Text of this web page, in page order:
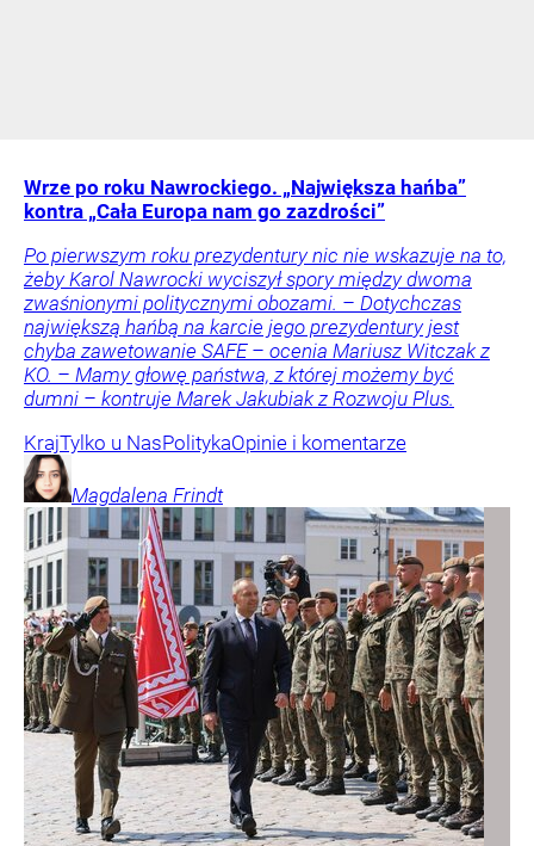
Wrze po roku Nawrockiego. „Największa hańba”
kontra „Cała Europa nam go zazdrości”
Po pierwszym roku prezydentury nic nie wskazuje na to,
żeby Karol Nawrocki wyciszył spory między dwoma
zwaśnionymi politycznymi obozami. – Dotychczas
największą hańbą na karcie jego prezydentury jest
chyba zawetowanie SAFE – ocenia Mariusz Witczak z
KO. – Mamy głowę państwa, z której możemy być
dumni – kontruje Marek Jakubiak z Rozwoju Plus.
KrajTylko u NasPolitykaOpinie i komentarze
Magdalena Frindt